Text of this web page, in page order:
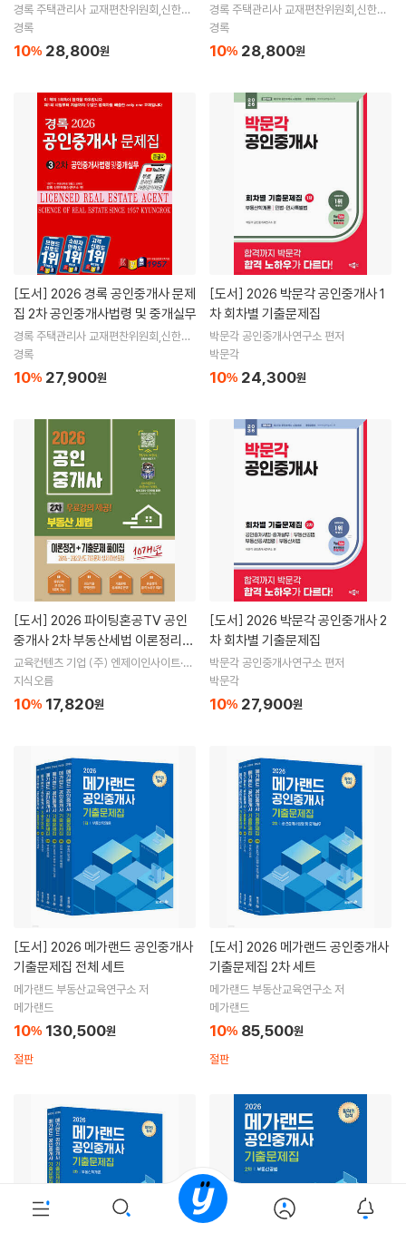
경록 주택관리사 교재편찬위원회,신한부
동산연구소 공편
경록
10% 28,800원
경록 주택관리사 교재편찬위원회,신한부
동산연구소 공편
경록
10% 28,800원
[도서]
집 2차 공인중개사법령 및 중개실무
경록 주택관리사 교재편찬위원회,신한부
동산연구소 공편
경록
10% 27,900원
[도서]
차 회차별 기출문제집
박문각 공인중개사연구소 편저
박문각
10% 24,300원
[도서]
중개사 2차 부동산세법 이론정리
+기출문제 풀이집-무료강의제공
－
교육컨텐츠 기업 (주) 엔제이인사이트·파
이팅혼공TV 컨텐츠 개발팀 저
지식오름
10% 17,820원
[도서]
차 회차별 기출문제집
박문각 공인중개사연구소 편저
박문각
10% 27,900원
[도서]
기출문제집 전체 세트
메가랜드 부동산교육연구소 저
메가랜드
10% 130,500원
절판
[도서]
기출문제집 2차 세트
메가랜드 부동산교육연구소 저
메가랜드
10% 85,500원
절판